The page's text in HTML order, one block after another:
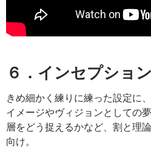
６．インセプション
きめ細かく練りに練った設定に
イメージやヴィジョンとしての
層をどう捉えるかなど、割と理
向け。